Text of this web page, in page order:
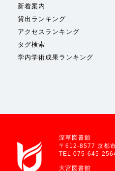
新着案内
貸出ランキング
アクセスランキング
タグ検索
学内学術成果ランキング
深草図書館
〒612-8577 京都
TEL 075-645-
大宮図書館